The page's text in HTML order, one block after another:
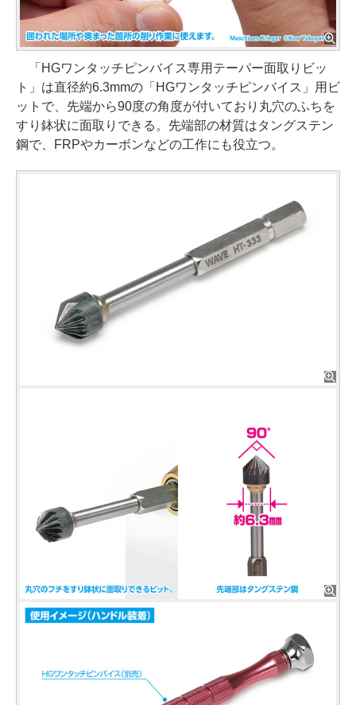
「HGワンタッチピンバイス専用テーパー面取りビッ
ト」は直径約6.3mmの「HGワンタッチピンバイス」用ビ
ットで、先端から90度の角度が付いており丸穴のふちを
すり鉢状に面取りできる。先端部の材質はタングステン
鋼で、FRPやカーボンなどの工作にも役立つ。